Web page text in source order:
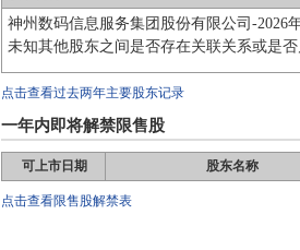
神州数码信息服务集团股份有限公司-2026
未知其他股东之间是否存在关联关系或是
点击查看过去两年主要股东记录
一年内即将解禁限售股
可上市日期 股东名称
点击查看限售股解禁表